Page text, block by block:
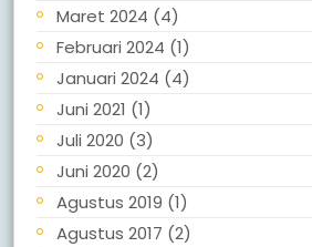
Maret 2024 (4)
Februari 2024 (1)
Januari 2024 (4)
Juni 2021 (1)
Juli 2020 (3)
Juni 2020 (2)
Agustus 2019 (1)
Agustus 2017 (2)